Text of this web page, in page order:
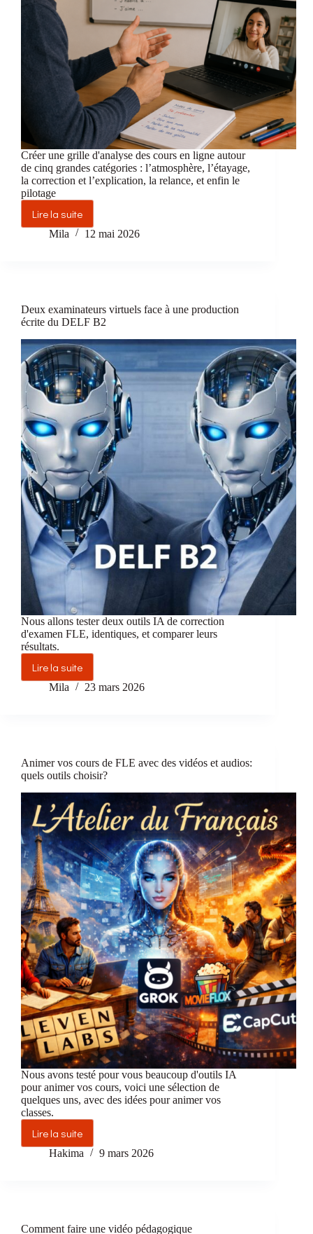
Créer une grille d'analyse des cours en ligne autour
de cinq grandes catégories : l’atmosphère, l’étayage,
la correction et l’explication, la relance, et enfin le
pilotage
Lire la suite
Observer
pour
les
en
cours
de
FLE
Mila 12 mai 2026
Deux examinateurs virtuels face à une production
écrite du DELF B2
Nous allons tester deux outils IA de correction
d'examen FLE, identiques, et comparer leurs
résultats.
Lire la suite
Deux
examinateurs
écrite
DELF
B2
Mila 23 mars 2026
Animer vos cours de FLE avec des vidéos et audios:
quels outils choisir?
Nous avons testé pour vous beaucoup d'outils IA
pour animer vos cours, voici une sélection de
quelques uns, avec des idées pour animer vos
classes.
Lire la suite
Animer
vos
des
Hakima 9 mars 2026
Comment faire une vidéo pédagogique